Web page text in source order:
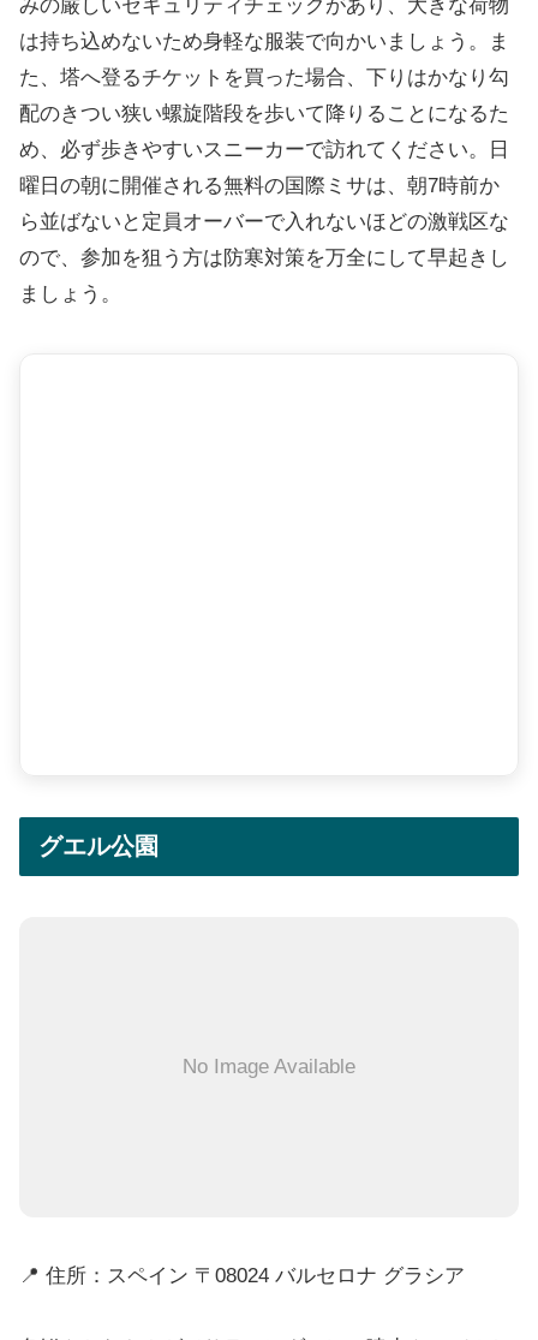
みの厳しいセキュリティチェックがあり、大きな荷物
は持ち込めないため身軽な服装で向かいましょう。ま
た、塔へ登るチケットを買った場合、下りはかなり勾
配のきつい狭い螺旋階段を歩いて降りることになるた
め、必ず歩きやすいスニーカーで訪れてください。日
曜日の朝に開催される無料の国際ミサは、朝7時前か
ら並ばないと定員オーバーで入れないほどの激戦区な
ので、参加を狙う方は防寒対策を万全にして早起きし
ましょう。
グエル公園
No Image Available
📍 住所：スペイン 〒08024 バルセロナ グラシア